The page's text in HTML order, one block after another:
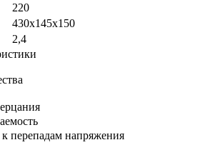
220
430х145х150
2,4
перепадам напряжения